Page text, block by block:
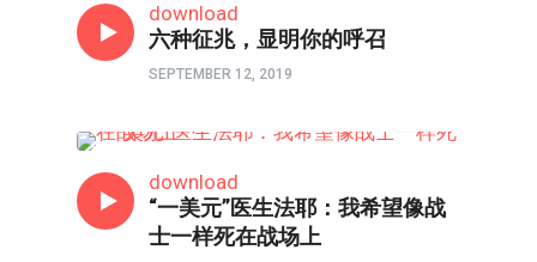
download
六种征兆，显明你的呼召
SEPTEMBER 12, 2019
download
“一美元”医生法耶：我希望像战
士一样死在战场上